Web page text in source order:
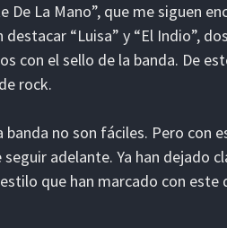
La Mano”, que me siguen
“Luisa” y “El Indio”,
con el sello de la banda. De
rock.
no son fáciles. Pero con
adelante. Ya han dejado
que han marcado con este